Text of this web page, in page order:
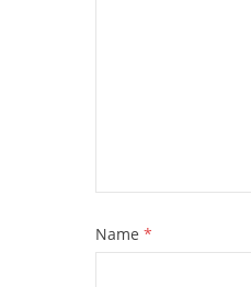
Name *